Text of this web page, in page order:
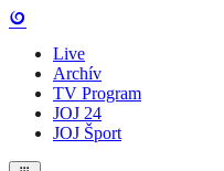
Live
Archív
TV Program
JOJ 24
JOJ Šport